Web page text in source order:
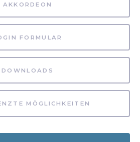
AKKORDEON
FORMULAR
DOWNLOADS
MÖGLICHKEITEN